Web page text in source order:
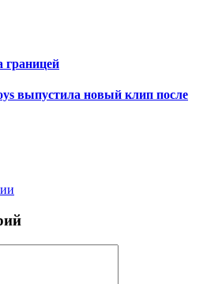
границей
выпустила новый клип после